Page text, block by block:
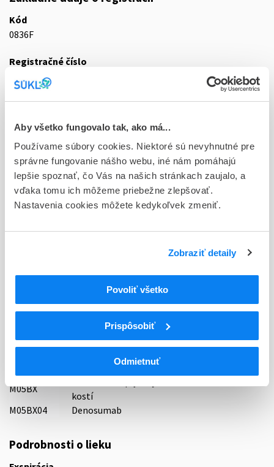
Aby všetko fungovalo tak, ako má...
Používame súbory cookies. Niektoré sú nevyhnutné pre
správne fungovanie nášho webu, iné nám pomáhajú
lepšie spoznať, čo Vás na našich stránkach zaujalo, a
vďaka tomu ich môžeme priebežne zlepšovať.
Nastavenia cookies môžete kedykoľvek zmeniť.
Zobraziť detaily
Povoliť všetko
Prispôsobiť
Odmietnuť
Kód
0836F
Registračné číslo
EU/1/25/1953/001
Doplnok
Stav
R - Aktuálna registrácia
Typ registračnej procedúry
Európska
Držiteľ, krajina
ATC
Muskuloskeletálny systém
M05
Liečivá na liečbu ochorení kostí
M05BX
kostí
M05BX04
Denosumab
Podrobnosti o lieku